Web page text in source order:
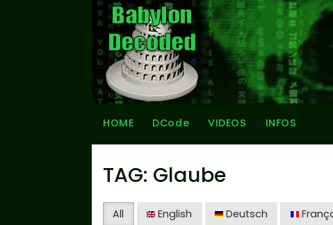
HOME DCode VIDEOS INFOS
TAG: Glaube
All English Deutsch